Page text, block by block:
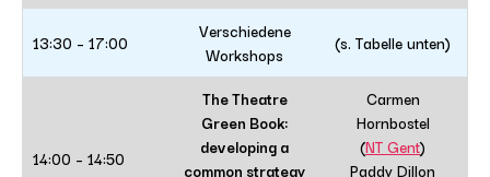
13:30 – 17:00
Verschiedene
Workshops
(s. Tabelle unten)
14:00 – 14:50
The Theatre
Green Book:
developing a
common strategy
Carmen
Hornbostel
(NT Gent)
Paddy Dillon